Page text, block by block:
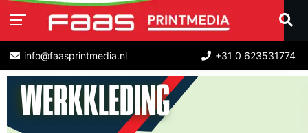
info@faasprintmedia.nl +31 0 623531774
WERKKLEDING